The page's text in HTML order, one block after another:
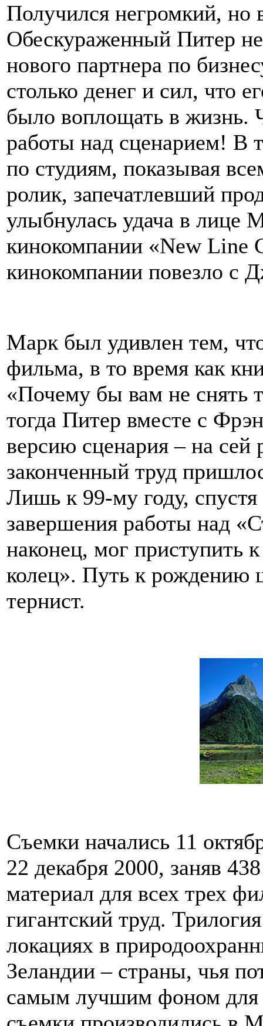
Получился негромкий, но
Обескураженный Питер
нового партнера по
столько денег и сил, что
было воплощать в жизнь.
работы над сценарием! В
по студиям, показывая
ролик, запечатлевший
улыбнулась удача в лице
кинокомпании «New Line
кинокомпании повезло с
Марк был удивлен тем,
фильма, в то время как
«Почему бы вам не снять
тогда Питер вместе с
версию сценария – на сей
законченный труд
Лишь к 99-му году, спустя
завершения работы над
наконец, мог приступить
колец». Путь к рождению
тернист.
Съемки начались 11
22 декабря 2000, заняв
материал для всех трех
гигантский труд.
локациях в
Зеландии – страны, чья
самым лучшим фоном для